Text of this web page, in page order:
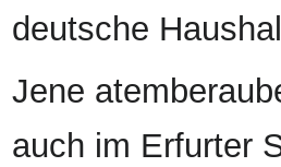
deutsche
Jene
auch im Erfurter